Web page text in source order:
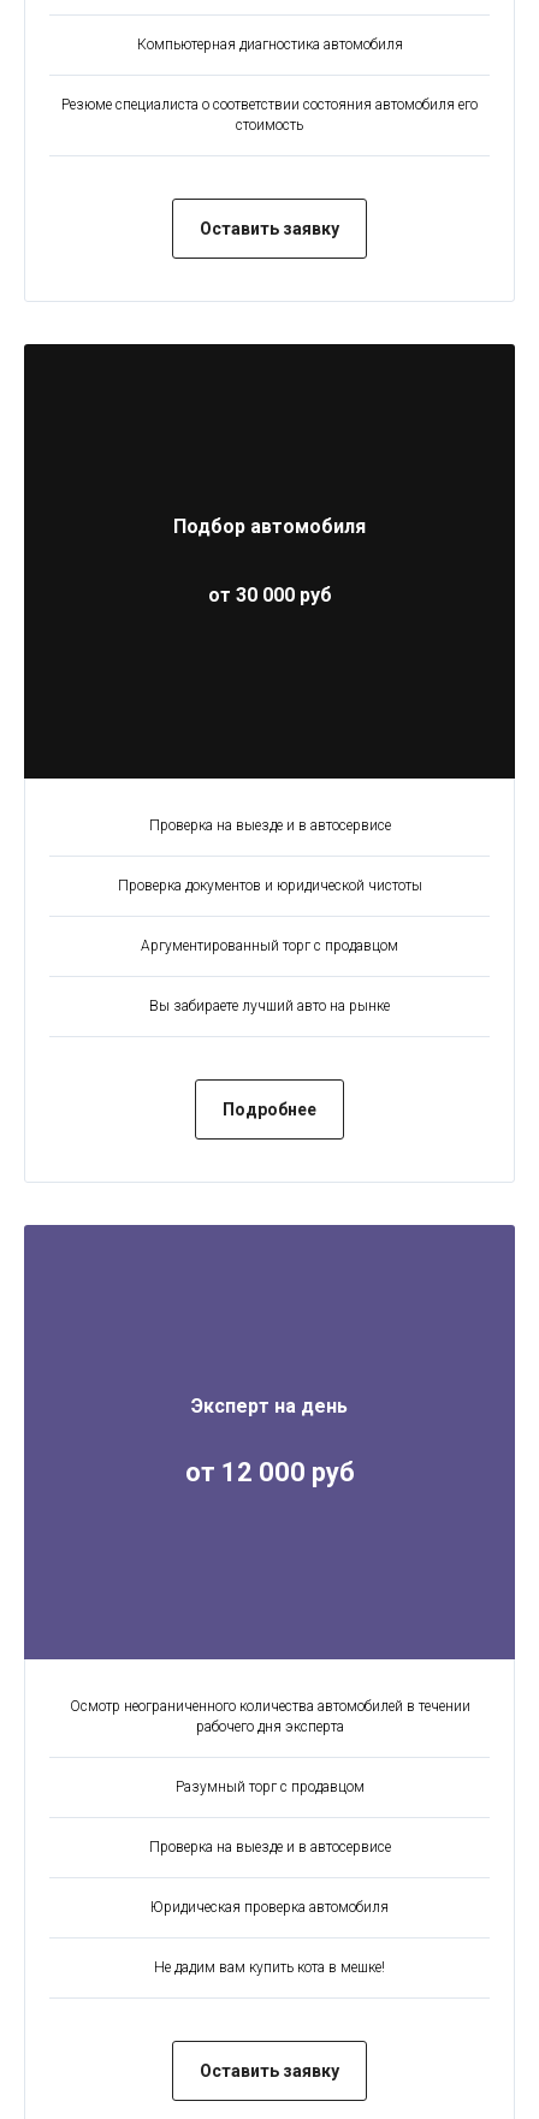
Компьютерная диагностика автомобиля
Резюме специалиста о соответствии состояния автомобиля его
стоимость
Оставить заявку
Подбор автомобиля
от 30 000 руб
Проверка на выезде и в автосервисе
Проверка документов и юридической чистоты
Аргументированный торг с продавцом
Вы забираете лучший авто на рынке
Подробнее
Эксперт на день
от 12 000 руб
Осмотр неограниченного количества автомобилей в течении
рабочего дня эксперта
Разумный торг с продавцом
Проверка на выезде и в автосервисе
Юридическая проверка автомобиля
Не дадим вам купить кота в мешке!
Оставить заявку